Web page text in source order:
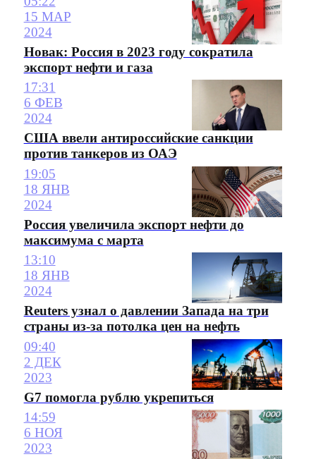
15 МАР
2024
Новак: Россия в 2023 году сократила
экспорт нефти и газа
17:31
6 ФЕВ
2024
США ввели антироссийские санкции
против танкеров из ОАЭ
19:05
18 ЯНВ
2024
Россия увеличила экспорт нефти до
максимума с марта
13:10
18 ЯНВ
2024
Reuters узнал о давлении Запада на три
страны из-за потолка цен на нефть
09:40
2 ДЕК
2023
G7 помогла рублю укрепиться
14:59
6 НОЯ
2023